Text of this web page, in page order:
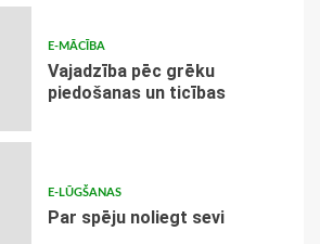
E-MĀCĪBA
Vajadzība pēc grēku
piedošanas un ticības
E-LŪGŠANAS
Par spēju noliegt sevi